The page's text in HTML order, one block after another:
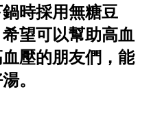
時採用無糖豆
望可以幫助高血
壓的朋友們，能
。